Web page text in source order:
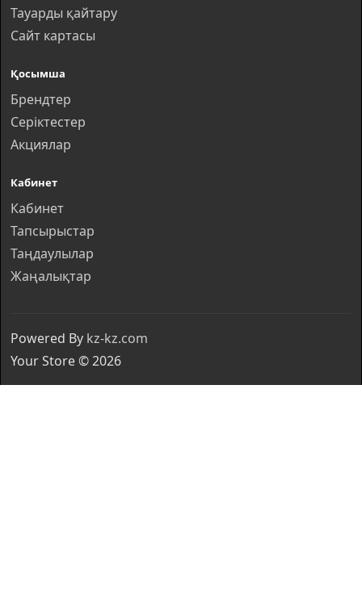
Тауарды қайтару
Сайт картасы
Қосымша
Брендтер
Серіктестер
Акциялар
Кабинет
Кабинет
Тапсырыстар
Таңдаулылар
Жаңалықтар
Powered By kz-kz.com
Your Store © 2026